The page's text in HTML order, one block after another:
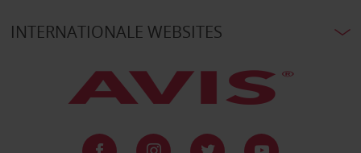
INTERNATIONALE WEBSITES